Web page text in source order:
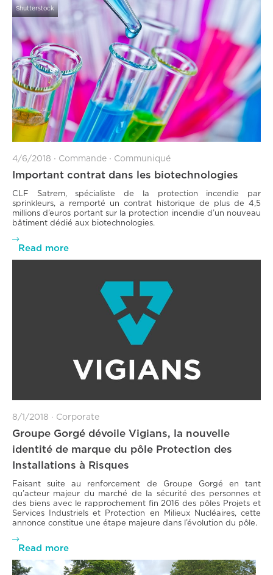
Shutterstock
4/6/2018 ∙ Commande ∙ Communiqué
Important contrat dans les biotechnologies
CLF Satrem, spécialiste de la protection incendie par
sprinkleurs, a remporté un contrat historique de plus de 4,5
millions d’euros portant sur la protection incendie d’un nouveau
bâtiment dédié aux biotechnologies.

Read more
8/1/2018 ∙ Corporate
Groupe Gorgé dévoile Vigians, la nouvelle
identité de marque du pôle Protection des
Installations à Risques
Faisant suite au renforcement de Groupe Gorgé en tant
qu’acteur majeur du marché de la sécurité des personnes et
des biens avec le rapprochement fin 2016 des pôles Projets et
Services Industriels et Protection en Milieux Nucléaires, cette
annonce constitue une étape majeure dans l’évolution du pôle.

Read more